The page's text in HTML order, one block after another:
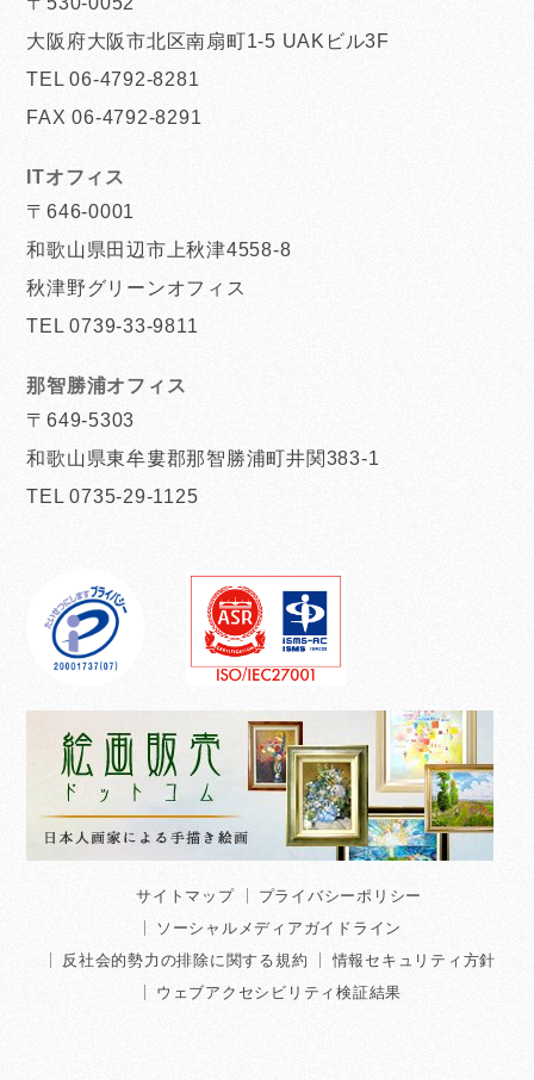
大阪府大阪市北区南扇町1-5 UAKビル3F
TEL 06-4792-8281
FAX 06-4792-8291
ITオフィス
〒646-0001
和歌山県田辺市上秋津4558-8
秋津野グリーンオフィス
TEL 0739-33-9811
那智勝浦オフィス
〒649-5303
和歌山県東牟婁郡那智勝浦町井関383-1
TEL 0735-29-1125
サイトマップ
プライバシーポリシー
ソーシャルメディアガイドライン
反社会的勢力の排除に関する規約
情報セキュリティ方針
ウェブアクセシビリティ検証結果